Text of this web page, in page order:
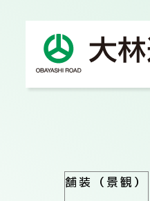
舗装（景観）